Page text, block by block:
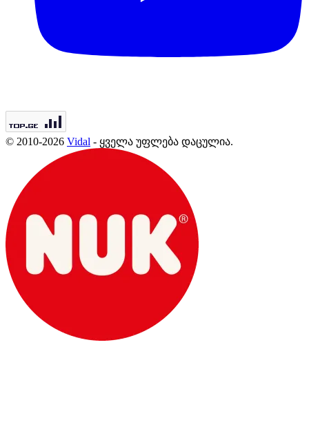
© 2010-2026 Vidal - ყველა უფლება დაცულია.